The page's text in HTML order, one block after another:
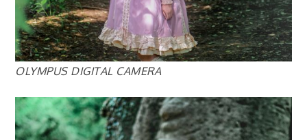
OLYMPUS DIGITAL CAMERA